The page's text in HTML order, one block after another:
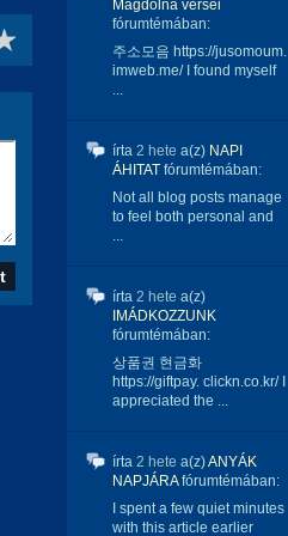
Magdolna versei
fórumtémában:
주소모음 https://jusomoum.
imweb.me/ I found myself
...
írta 2 hete a(z) NAPI
ÁHITAT fórumtémában:
Not all blog posts manage
to feel both personal and
...
írta 2 hete a(z)
IMÁDKOZZUNK
fórumtémában:
상품권 현금화
https://giftpay. clickn.co.kr/ I
appreciated the ...
írta 2 hete a(z)ANYÁK
NAPJÁRAfórumtémában:
I spent a few quiet minutes
with this article earlier